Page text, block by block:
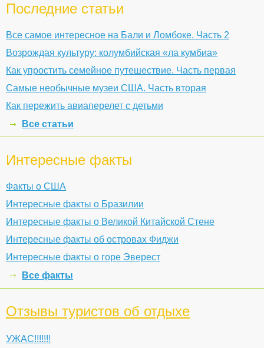
Последние статьи
Все самое интересное на Бали и Ломбоке. Часть 2
Возрождая культуру: колумбийская «ла кумбиа»
Как упростить семейное путешествие. Часть первая
Самые необычные музеи США. Часть вторая
Как пережить авиаперелет с детьми
Все статьи
Интересные факты
Факты о США
Интересные факты о Бразилии
Интересные факты о Великой Китайской Стене
Интересные факты об островах Фиджи
Интересные факты о горе Эверест
Все факты
Отзывы туристов об отдыхе
УЖАС!!!!!!!